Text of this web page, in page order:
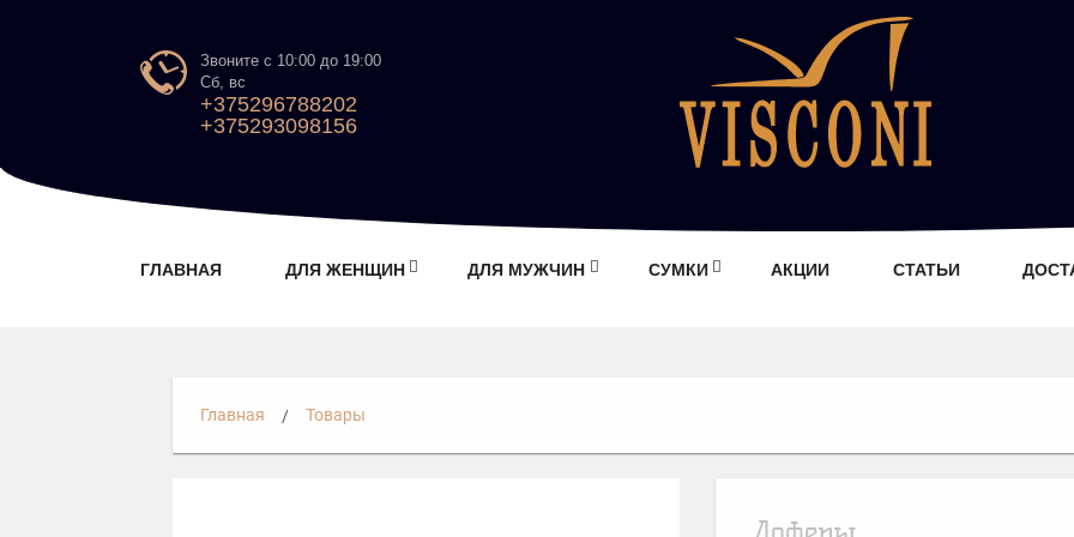
Звоните с 10:00 до 19:00
Сб, вс
+375296788202
+375293098156
ГЛАВНАЯ ДЛЯ ЖЕНЩИН ДЛЯ МУЖЧИН СУМКИ АКЦИИ СТАТЬИ
Главная Товары